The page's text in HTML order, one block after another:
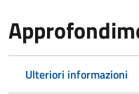
Ulteriori informazioni